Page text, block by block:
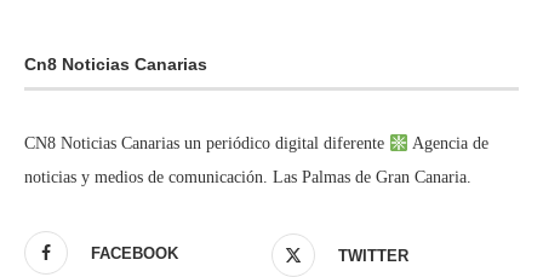
Cn8 Noticias Canarias
CN8 Noticias Canarias un periódico digital diferente
Agencia de
noticias y medios de comunicación. Las Palmas de Gran Canaria.
FACEBOOK TWITTER